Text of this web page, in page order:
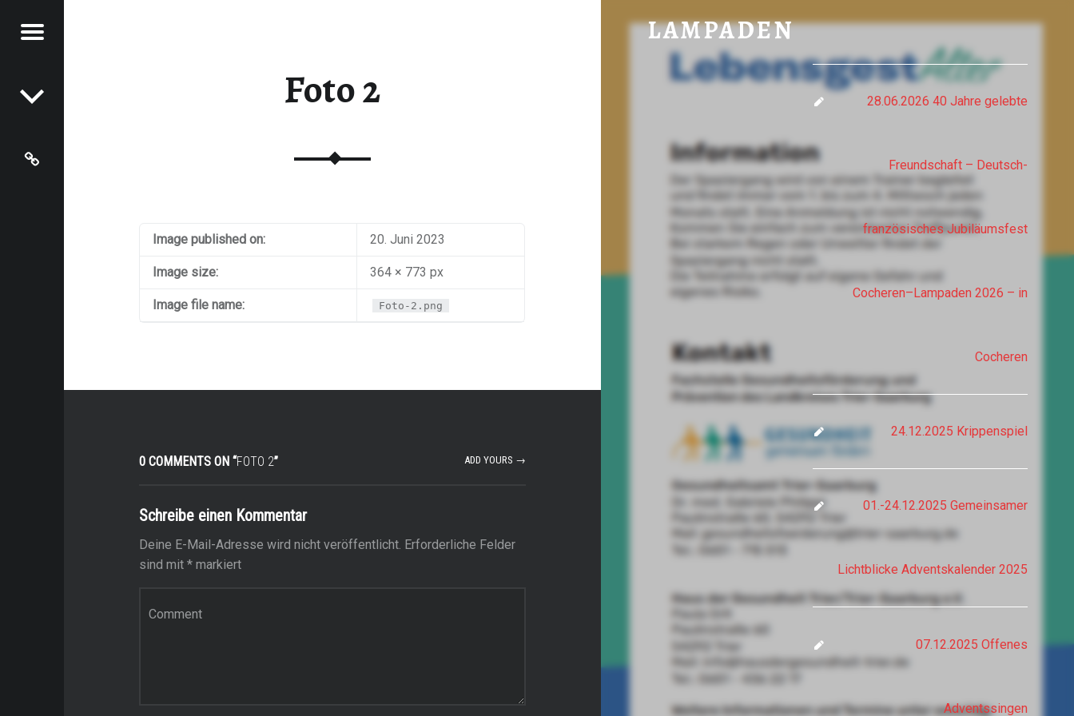
LAMPADEN
im vorderen Hochwald gelegen
Menu
28.06.2026 40 Jahre gelebte
Freundschaft – Deutsch-
französisches Jubiläumsfest
Cocheren–Lampaden 2026 – in
Cocheren
24.12.2025 Krippenspiel
01.-24.12.2025 Gemeinsamer
Lichtblicke Adventskalender 2025
07.12.2025 Offenes
Adventssingen
Foto 2
Image published on: 20. Juni 2023
Image size: 364 × 773 px
Image file name: Foto-2.png
0 COMMENTS ON “FOTO 2” ADD YOURS →
Schreibe einen Kommentar
Deine E-Mail-Adresse wird nicht veröffentlicht. Erforderliche Felder
sind mit* markiert